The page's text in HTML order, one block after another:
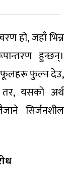
हो, जहाँ भिन्न
हुन्छन्।
फूलहरू फुल्न देउ,
तर, यसको अर्थ
सिर्जनशील